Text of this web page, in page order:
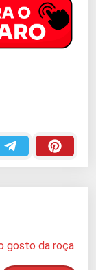
gosto da roça